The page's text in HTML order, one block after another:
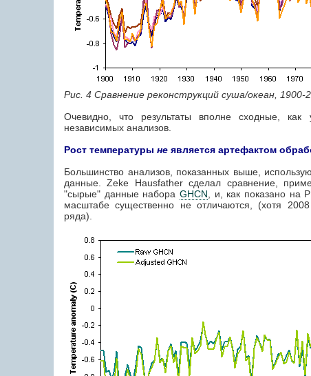
Рис. 4 Сравнение реконструкций суша/океан, 1900-
Очевидно, что результаты вполне сходные,
независимых анализов.
Рост температуры не является артефактом
Большинство анализов, показанных выше,
данные. Zeke Hausfather сделал сравнение,
"сырые" данные набора GHCN , и, как показано на
масштабе существенно не отличаются, (хотя
ряда).